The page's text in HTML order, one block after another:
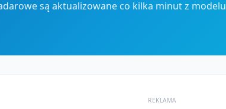
są aktualizowane co kilka minut z modelu
REKLAMA